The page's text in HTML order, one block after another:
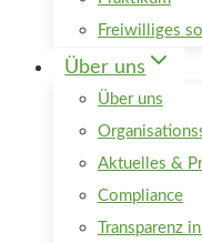
Freiwilliges
Über uns
Über uns
Aktuelles &
Compliance
Transparenz